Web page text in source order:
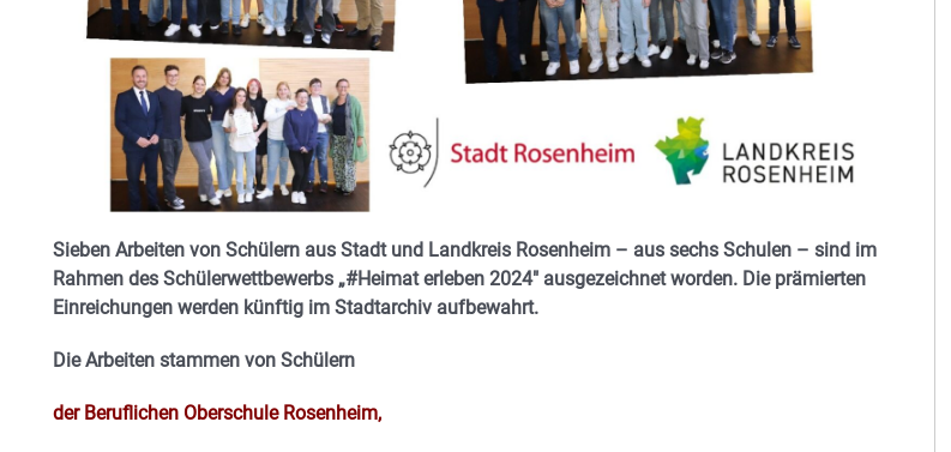
Sieben Arbeiten von Schülern aus Stadt und Landkreis Rosenheim – aus sechs Schulen – sind im
Rahmen des Schülerwettbewerbs „#Heimat erleben 2024″ ausgezeichnet worden. Die prämierten
Einreichungen werden künftig im Stadtarchiv aufbewahrt.
Die Arbeiten stammen von Schülern
der Beruflichen Oberschule Rosenheim,